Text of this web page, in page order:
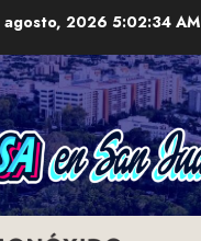
agosto, 2026 5:02:35 AM